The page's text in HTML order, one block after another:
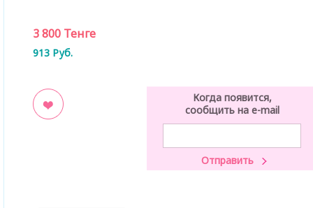
3 800 Тенге
913 Руб.
Когда появится,
сообщить на e-mail